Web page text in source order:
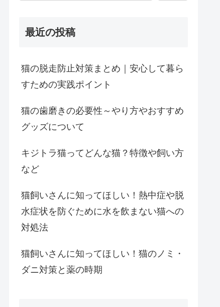
最近の投稿
猫の脱走防止対策まとめ｜安心して暮ら
すための実践ポイント
猫の歯磨きの必要性～やり方やおすすめ
グッズについて
キジトラ猫ってどんな猫？特徴や飼い方
など
猫飼いさんに知ってほしい！熱中症や脱
水症状を防ぐために水を飲まない猫への
対処法
猫飼いさんに知ってほしい！猫のノミ・
ダニ対策と薬の時期